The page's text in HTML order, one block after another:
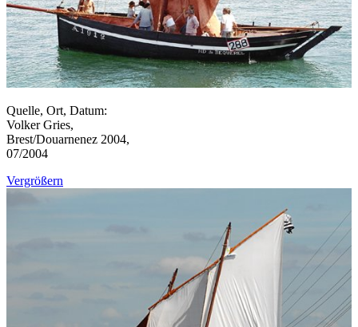
Quelle, Ort, Datum:
Volker Gries,
Brest/Douarnenez 2004,
07/2004
Vergrößern